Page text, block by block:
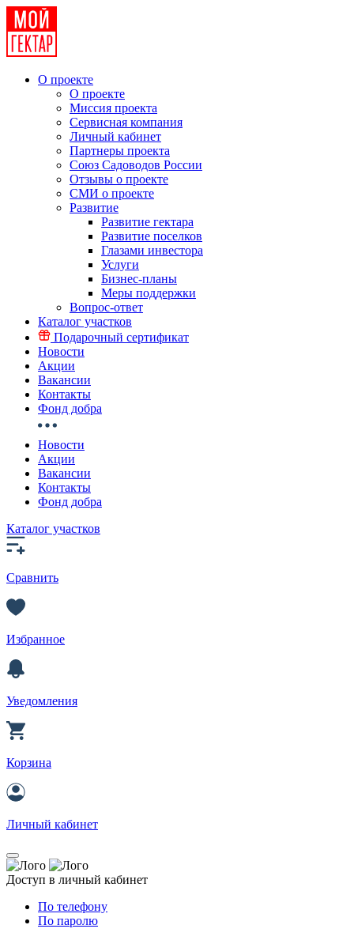
О проекте
О проекте
Миссия проекта
Сервисная компания
Личный кабинет
Партнеры проекта
Союз Садоводов России
Отзывы о проекте
СМИ о проекте
Развитие
Развитие гектара
Развитие поселков
Глазами инвестора
Услуги
Бизнес-планы
Меры поддержки
Вопрос-ответ
Каталог участков
Подарочный сертификат
Новости
Акции
Вакансии
Контакты
Фонд добра
Новости
Акции
Вакансии
Контакты
Фонд добра
Каталог участков
Сравнить
Избранное
Уведомления
Корзина
Личный кабинет
Доступ в личный кабинет
По телефону
По паролю